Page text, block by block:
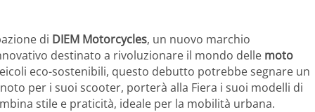
di DIEM Motorcycles, un nuovo marchio
destinato a rivoluzionare il mondo delle moto
eco-sostenibili, questo debutto potrebbe segnare un
per i suoi scooter, porterà alla Fiera i suoi modelli di
stile e praticità, ideale per la mobilità urbana.